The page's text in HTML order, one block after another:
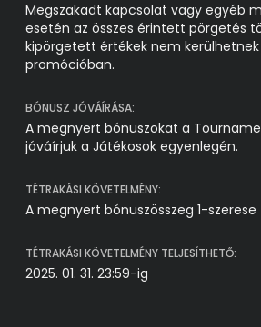
Megszakadt kapcsolat vagy egyéb
esetén az összes érintett pörgetés
kipörgetett értékek nem
promócióban.
BÓNUSZ JÓVÁÍRÁSA:
A megnyert bónuszokat a
jóváírjuk a Játékosok egyenlegén.
TÉTRAKÁSI KÖVETELMÉNY:
A megnyert bónuszösszeg 1-szerese
TÉTRAKÁSI KÖVETELMÉNY TELJESÍTHETŐ:
2025. 01. 31. 23:59-ig